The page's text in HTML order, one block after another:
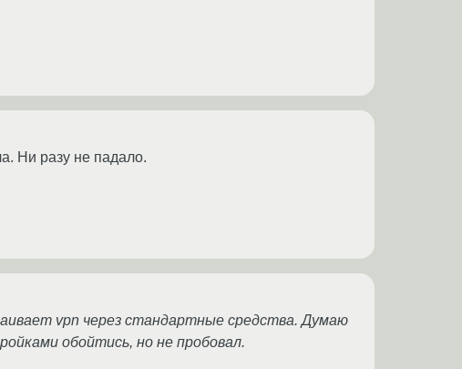
Ни разу не падало.
vpn через стандартные средства. Думаю
обойтись, но не пробовал.